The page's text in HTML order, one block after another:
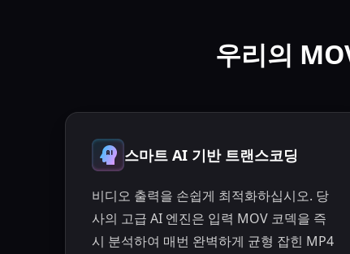
우리의
스마트 AI 기반 트랜스코딩
비디오 출력을 손쉽게 최적화하십시오. 당
사의 고급 AI 엔진은 입력 MOV 코덱을 즉
시 분석하여 매번 완벽하게 균형 잡힌 MP4